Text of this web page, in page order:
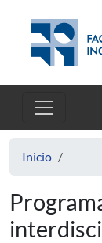
Inicio